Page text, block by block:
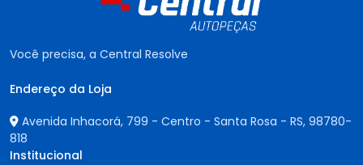
Você precisa, a Central Resolve
Endereço da Loja
Avenida Inhacorá, 799 - Centro - Santa Rosa - RS, 98780-
818
Institucional